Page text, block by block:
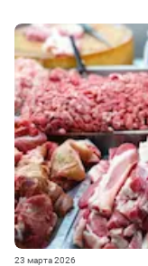
23 марта 2026